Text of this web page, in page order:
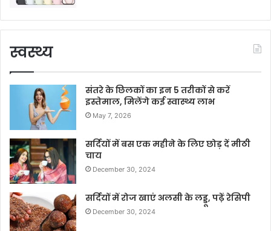
स्वस्थ्य
संतरे के छिलकों का इन 5 तरीकों से करें
इस्तेमाल, मिलेंगे कई स्वास्थ्य लाभ
May 7, 2026
सर्दियों में बस एक महीने के लिए छोड़ दें मीठी
चाय
December 30, 2024
सर्दियों में रोज खाएं अलसी के लड्डू, पढ़ें रेसिपी
December 30, 2024